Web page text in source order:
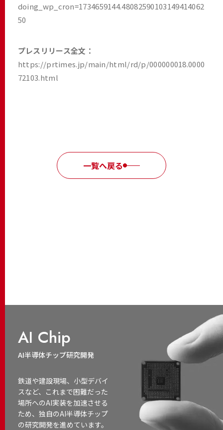
doing_wp_cron=1734659144.48082590103149414062
50
プレスリリース全文：
https://prtimes.jp/main/html/rd/p/000000018.0000
72103.html
一覧へ戻る
AI Chip
AI半導体チップ研究開発
鉄道や建設現場、小型デバイ
スなど、これまで困難だった
場所へのAI実装を加速させる
ため、独自のAI半導体チップ
の研究開発を進めています。